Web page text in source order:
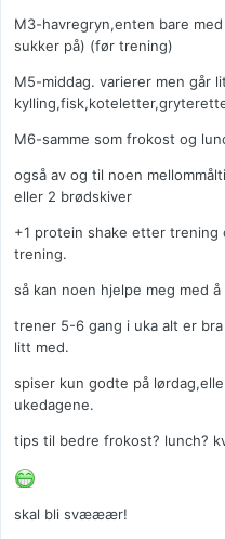
M3-havregryn,enten bare
sukker på) (før trening)
M5-middag. varierer men går
M6-samme som frokost og
også av og til noen
eller 2 brødskiver
+1 protein shake etter
trening.
så kan noen hjelpe meg med
trener 5-6 gang i uka alt er
litt med.
spiser kun godte på
ukedagene.
tips til bedre frokost? lunch?
skal bli svææær!